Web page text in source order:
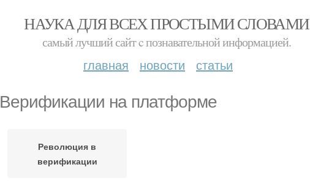
НАУКА ДЛЯ ВСЕХ ПРОСТЫМИ СЛОВАМИ
самый лучший сайт c познавательной информацией.
главная новости статьи
Верификации на платформе
Революция в
верификации